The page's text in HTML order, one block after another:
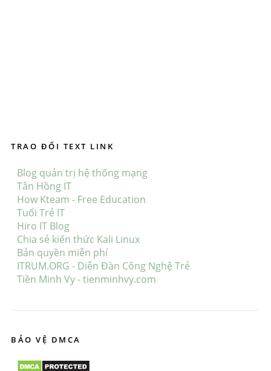
TRAO ĐỔI TEXT LINK
Blog quản trị hệ thống mạng
Tân Hồng IT
How Kteam - Free Education
Tuổi Trẻ IT
Hiro IT Blog
Chia sẻ kiến thức Kali Linux
Bản quyền miễn phí
ITRUM.ORG - Diễn Đàn Công Nghệ Trẻ
Tiền Minh Vy - tienminhvy.com
BẢO VỆ DMCA